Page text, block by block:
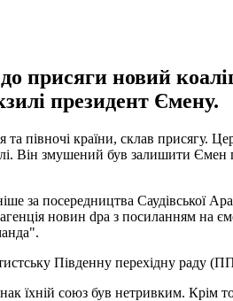
присяги новий
президент Ємену.
півночі країни, склав присягу.
Він змушений був залишити
за посередництва Саудівської
новин dpa з посиланням на
Південну перехідну раду
їхній союз був нетривким. Крім